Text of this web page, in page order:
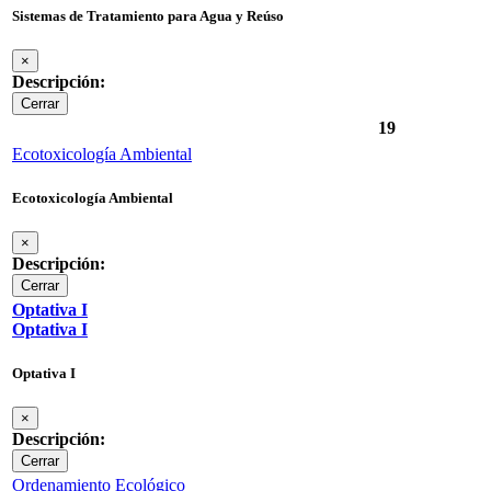
Sistemas de Tratamiento para Agua y Reúso
×
Descripción:
Cerrar
19
Ecotoxicología Ambiental
Ecotoxicología Ambiental
×
Descripción:
Cerrar
Optativa I
Optativa I
Optativa I
×
Descripción:
Cerrar
Ordenamiento Ecológico